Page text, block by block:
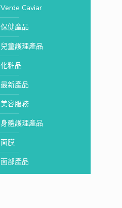
Verde Caviar
保健產品
兒童護理產品
化粧品
最新產品
美容服務
身體護理產品
面膜
面部產品